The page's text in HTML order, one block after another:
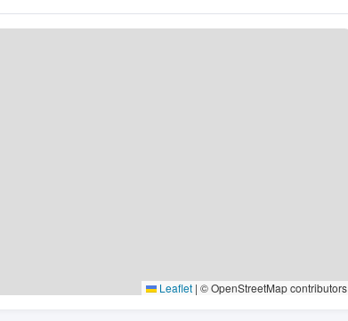
Leaflet | © OpenStreetMap contributors